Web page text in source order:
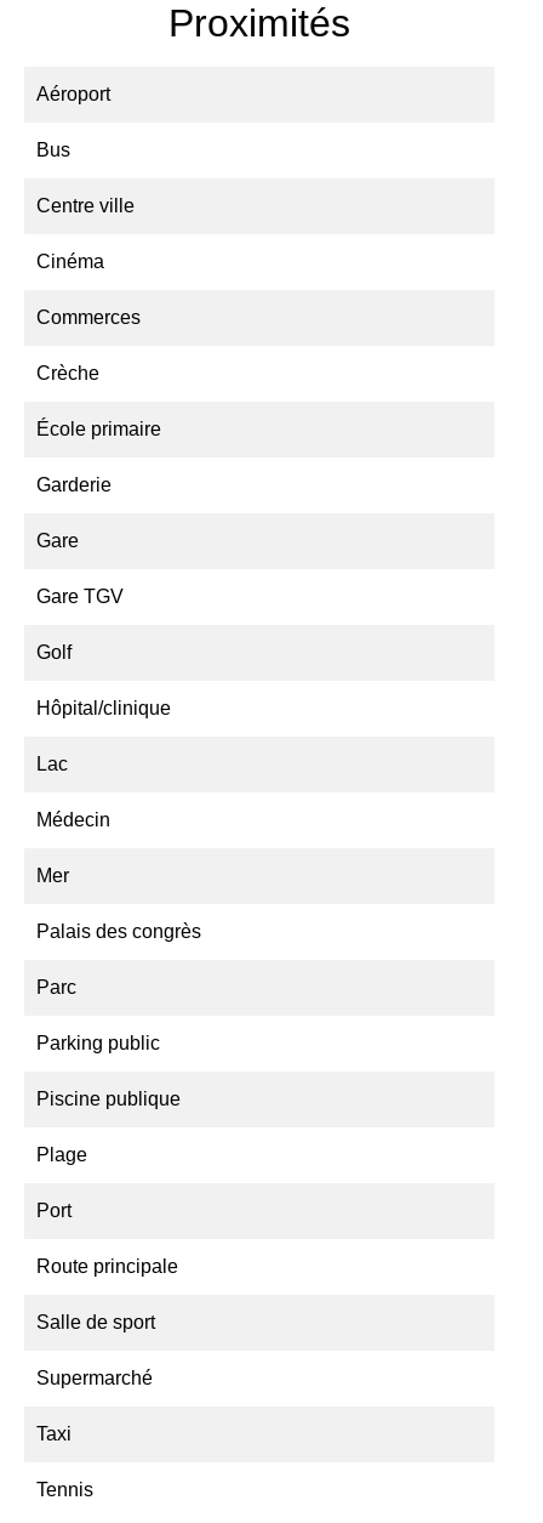
Proximités
Aéroport
Bus
Centre ville
Cinéma
Commerces
Crèche
École primaire
Garderie
Gare
Gare TGV
Golf
Hôpital/clinique
Lac
Médecin
Mer
Palais des congrès
Parc
Parking public
Piscine publique
Plage
Port
Route principale
Salle de sport
Supermarché
Taxi
Tennis